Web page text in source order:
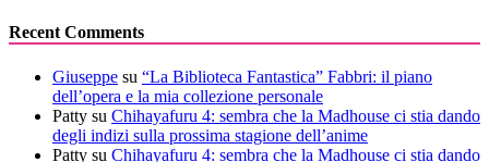
Recent Comments
Giuseppe su “La Biblioteca Fantastica” Fabbri: il piano
dell’opera e la mia collezione personale
Patty su Chihayafuru 4: sembra che la Madhouse ci stia dando
degli indizi sulla prossima stagione dell’anime
Patty su Chihayafuru 4: sembra che la Madhouse ci stia dando